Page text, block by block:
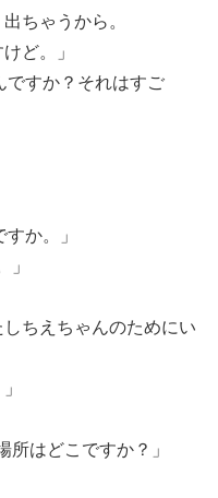
ちゃうから。
ど。」
ですか？それはすご
か。」
」
ちえちゃんのためにい
はどこですか？」